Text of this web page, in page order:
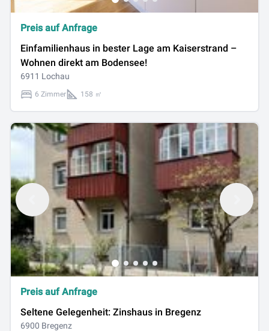
Preis auf Anfrage
Einfamilienhaus in bester Lage am Kaiserstrand –
Wohnen direkt am Bodensee!
6911 Lochau
6 Zimmer 158 ㎡
Preis auf Anfrage
Seltene Gelegenheit: Zinshaus in Bregenz
6900 Bregenz